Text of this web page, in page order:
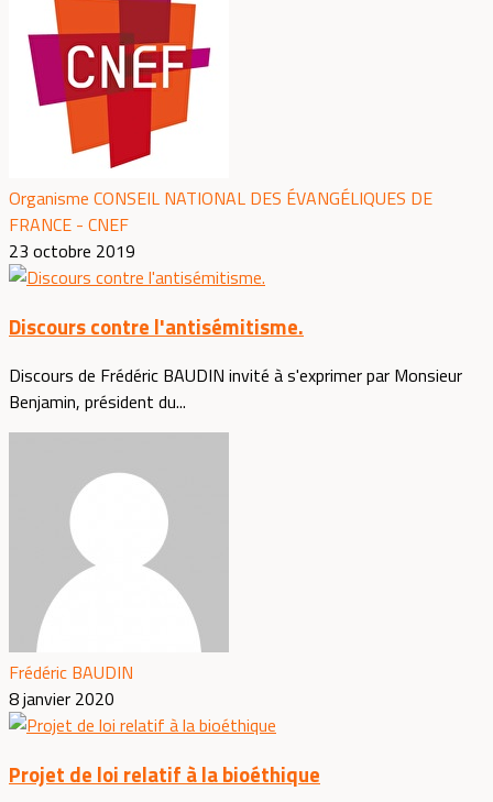
Organisme CONSEIL NATIONAL DES ÉVANGÉLIQUES DE
FRANCE - CNEF
23 octobre 2019
Discours contre l'antisémitisme.
Discours de Frédéric BAUDIN invité à s'exprimer par Monsieur
Benjamin, président du...
Frédéric BAUDIN
8 janvier 2020
Projet de loi relatif à la bioéthique